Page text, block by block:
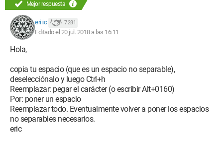
Mejor respuesta
eriiic 7 281
Editado el 20 jul. 2018 a las 16:11
Hola,
copia tu espacio (que es un espacio no separable),
deselecciónalo y luego Ctrl+h
Reemplazar: pegar el carácter (o escribir Alt+0160)
Por: poner un espacio
Reemplazar todo. Eventualmente volver a poner los espacios
no separables necesarios.
eric